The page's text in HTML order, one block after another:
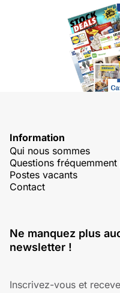
Information
Qui nous sommes
Questions fréquemment
Postes vacants
Contact
Ne manquez plus
newsletter !
Inscrivez-vous et